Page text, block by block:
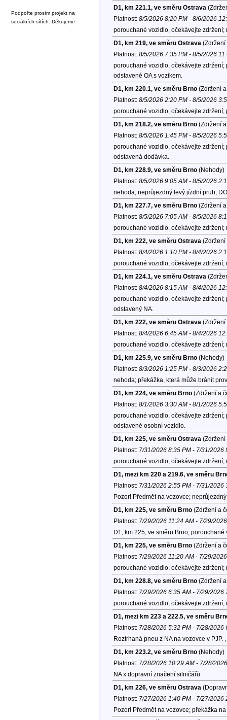
D1, km 221.1, ve směru Ostrava
Platnost: 8/5/2026 8:20 PM - 8/6/2026
porouchané vozidlo, očekávejte
D1, km 219, ve směru Ostrava (Zdržení
Platnost: 8/5/2026 7:35 PM - 8/5/2026
porouchané vozidlo, očekávejte
odstavené OA s vozíkem.
D1, km 220.1, ve směru Brno(Zdržení
Platnost: 8/5/2026 2:20 PM - 8/5/2026
porouchané vozidlo, očekávejte
D1, km 218.2, ve směru Brno(Zdržení
Platnost: 8/5/2026 1:45 PM - 8/5/2026
porouchané vozidlo, očekávejte
odstavená dodávka.
D1, km 228.9, ve směru Brno(Nehody)
Platnost: 8/5/2026 9:05 AM - 8/5/2026
nehoda; neprůjezdný levý jízdní pruh;
D1, km 227.7, ve směru Brno(Zdržení
Platnost: 8/5/2026 7:05 AM - 8/5/2026
porouchané vozidlo, očekávejte
D1, km 222, ve směru Ostrava (Zdržení
Platnost: 8/4/2026 1:10 PM - 8/4/2026
porouchané vozidlo, očekávejte
D1, km 224.1, ve směru Ostrava
Platnost: 8/4/2026 8:15 AM - 8/4/2026
porouchané vozidlo, očekávejte
odstavený NA.
D1, km 222, ve směru Ostrava (Zdržení
Platnost: 8/4/2026 6:45 AM - 8/4/2026
porouchané vozidlo, očekávejte
D1, km 225.9, ve směru Brno(Nehody)
Platnost: 8/3/2026 1:25 PM - 8/3/2026
nehoda; překážka, která může bránit
D1, km 224, ve směru Brno(Zdržení a
Platnost: 8/1/2026 3:30 AM - 8/1/2026
porouchané vozidlo, očekávejte
odstavené osobní vozidlo.
D1, km 225, ve směru Ostrava (Zdržení
Platnost: 7/31/2026 8:35 PM - 7/31/2026
porouchané vozidlo, očekávejte
D1, mezi km 220 a 219.6, ve směru
Platnost: 7/31/2026 2:55 PM - 7/31/2026
Pozor! Předmět na vozovce;
D1, km 225, ve směru Brno(Zdržení a
Platnost: 7/29/2026 11:24 AM - 7/29/
D1, km 225, ve směru Brno,
D1, km 225, ve směru Brno(Zdržení a
Platnost: 7/29/2026 11:20 AM - 7/29/
porouchané vozidlo, očekávejte
D1, km 228.8, ve směru Brno(Zdržení
Platnost: 7/29/2026 6:35 AM - 7/29/2026
porouchané vozidlo, očekávejte
D1, mezi km 223 a 222.5, ve směru
Platnost: 7/28/2026 5:32 PM - 7/28/2026
Roztrhaná pneu z NA na vozovce v PJP.
D1, km 223.2, ve směru Brno(Nehody)
Platnost: 7/28/2026 10:29 AM - 7/28/
NA x dopravní značení silničářů
D1, km 226, ve směru Ostrava
Platnost: 7/27/2026 1:40 PM - 7/27/2026
Pozor! Předmět na vozovce; překážka
Podpořte prosím projekt na
sociálních sítích. Děkujeme